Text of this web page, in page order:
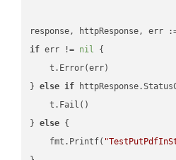
if err != nil {
    t.Error(err)
} else if
    t.Fail()
} else {
    fmt.Printf(